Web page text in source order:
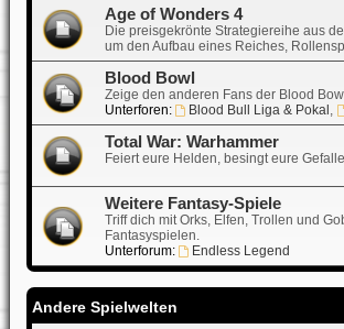
Age of Wonders 4
Die preisgekrönte Strategiereihe aus
um den Aufbau eines Reiches,
Blood Bowl
Zeige den anderen Fans der Blood
Unterforen:
Blood Bull Liga & Pokal ,
Total War: Warhammer
Feiert eure Helden, besingt eure
Weitere Fantasy-Spiele
Triff dich mit Orks, Elfen, Trollen und
Fantasyspielen.
Unterforum:
Endless Legend
Andere Spielwelten